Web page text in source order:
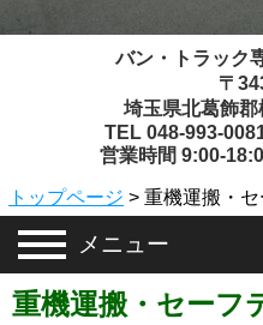
バン・トラック
〒
埼玉県北葛飾
TEL 048-993-
営業時間 9:00-
トップページ > 重機運搬・
メニュー
重機運搬・セーフ